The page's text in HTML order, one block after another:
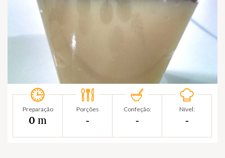
Preparação
0 m
Porções
‐
Confeção:
‐
Nível:
‐